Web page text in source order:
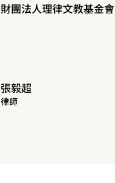
財團法人理律文教基金會
張毅超
律師